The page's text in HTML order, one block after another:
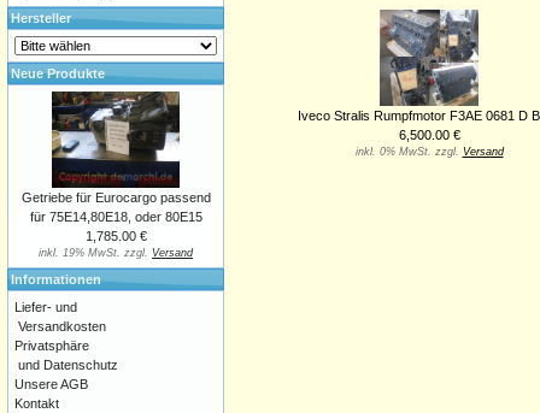
Iveco Stralis Rumpfmotor F3AE 0681 D
6,500.00 €
inkl. 0% MwSt. zzgl. Versand
Hersteller
Neue Produkte
Getriebe für Eurocargo passend
für 75E14,80E18, oder 80E15
1,785.00 €
inkl. 19% MwSt. zzgl. Versand
Informationen
Liefer- und
Versandkosten
Privatsphäre
und Datenschutz
Unsere AGB
Kontakt